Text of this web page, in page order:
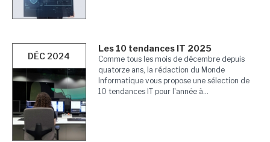
DÉC 2024
Les 10 tendances IT 2025
Comme tous les mois de décembre depuis
quatorze ans, la rédaction du Monde
Informatique vous propose une sélection de
10 tendances IT pour l'année à...